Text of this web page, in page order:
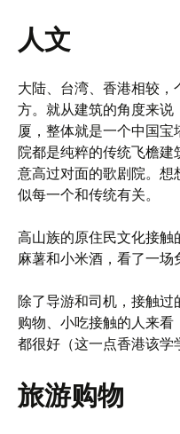
人文
大陆、台湾、香港相较
方。就从建筑的角度来说
厦，整体就是一个中国宝
院都是纯粹的传统飞檐
意高过对面的歌剧院。想
似每一个和传统有关。
高山族的原住民文化接触
麻薯和小米酒，看了一场
除了导游和司机，接触过
购物、小吃接触的人来
都很好（这一点香港该学
旅游购物